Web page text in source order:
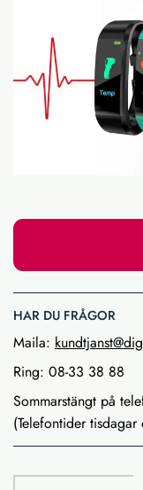
HAR DU FRÅGOR
Maila:
Ring: 08-33 38 88
Sommarstängt på
(Telefontider